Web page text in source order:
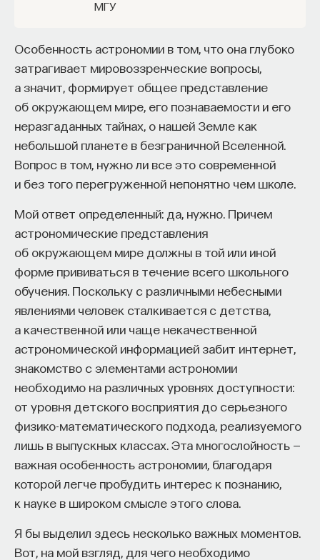
МГУ
Особенность астрономии в том, что она глубоко
затрагивает мировоззренческие вопросы,
а значит, формирует общее представление
об окружающем мире, его познаваемости и его
неразгаданных тайнах, о нашей Земле как
небольшой планете в безграничной Вселенной.
Вопрос в том, нужно ли все это современной
и без того перегруженной непонятно чем школе.
Мой ответ определенный: да, нужно. Причем
астрономические представления
об окружающем мире должны в той или иной
форме прививаться в течение всего школьного
обучения. Поскольку с различными небесными
явлениями человек сталкивается с детства,
а качественной или чаще некачественной
астрономической информацией забит интернет,
знакомство с элементами астрономии
необходимо на различных уровнях доступности:
от уровня детского восприятия до серьезного
физико-математического подхода, реализуемого
лишь в выпускных классах. Эта многослойность —
важная особенность астрономии, благодаря
которой легче пробудить интерес к познанию,
к науке в широком смысле этого слова.
Я бы выделил здесь несколько важных моментов.
Вот, на мой взгляд, для чего необходимо
Внеси свой вклад в дело
просвещения!